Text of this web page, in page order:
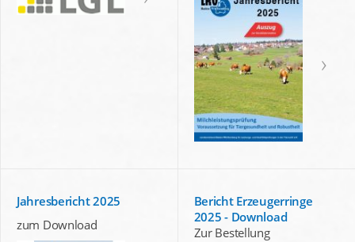
Jahresbericht 2025
zum Download
Bericht Erzeugerringe
2025 - Download
Zur Bestellung